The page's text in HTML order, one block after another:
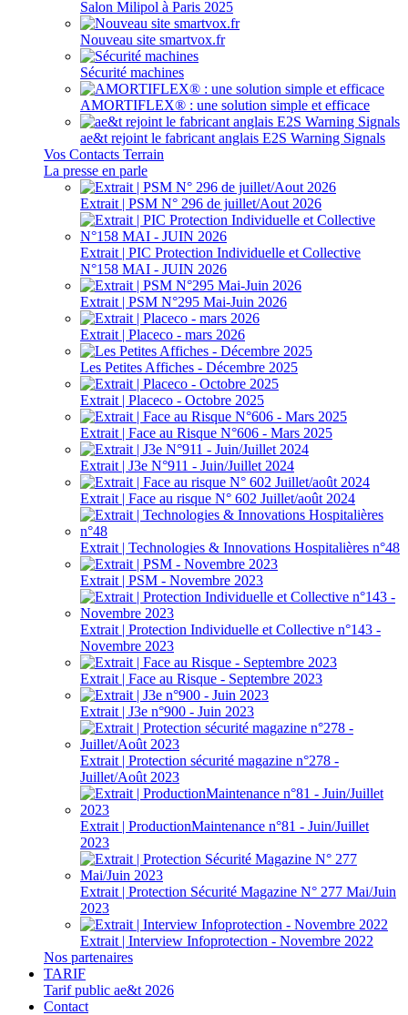
Salon Milipol à Paris 2025
Nouveau site smartvox.fr
Sécurité machines
AMORTIFLEX® : une solution simple et efficace
ae&t rejoint le fabricant anglais E2S Warning Signals
Vos Contacts Terrain
La presse en parle
Extrait | PSM N° 296 de juillet/Aout 2026
Extrait | PIC Protection Individuelle et Collective
N°158 MAI - JUIN 2026
Extrait | PSM N°295 Mai-Juin 2026
Extrait | Placeco - mars 2026
Les Petites Affiches - Décembre 2025
Extrait | Placeco - Octobre 2025
Extrait | Face au Risque N°606 - Mars 2025
Extrait | J3e N°911 - Juin/Juillet 2024
Extrait | Face au risque N° 602 Juillet/août 2024
Extrait | Technologies & Innovations Hospitalières n°48
Extrait | PSM - Novembre 2023
Extrait | Protection Individuelle et Collective n°143 -
Novembre 2023
Extrait | Face au Risque - Septembre 2023
Extrait | J3e n°900 - Juin 2023
Extrait | Protection sécurité magazine n°278 -
Juillet/Août 2023
Extrait | ProductionMaintenance n°81 - Juin/Juillet
2023
Extrait | Protection Sécurité Magazine N° 277 Mai/Juin
2023
Extrait | Interview Infoprotection - Novembre 2022
Nos partenaires
TARIF
Tarif public ae&t 2026
Contact